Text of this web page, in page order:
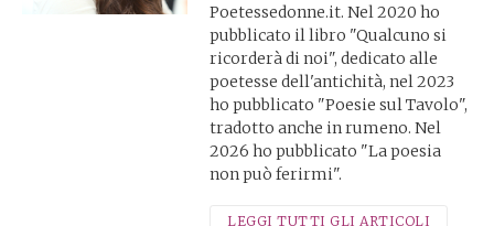
Poetessedonne.it. Nel 2020 ho
pubblicato il libro "Qualcuno si
ricorderà di noi", dedicato alle
poetesse dell'antichità, nel 2023
ho pubblicato "Poesie sul Tavolo",
tradotto anche in rumeno. Nel
2026 ho pubblicato "La poesia
non può ferirmi".
LEGGI TUTTI GLI ARTICOLI